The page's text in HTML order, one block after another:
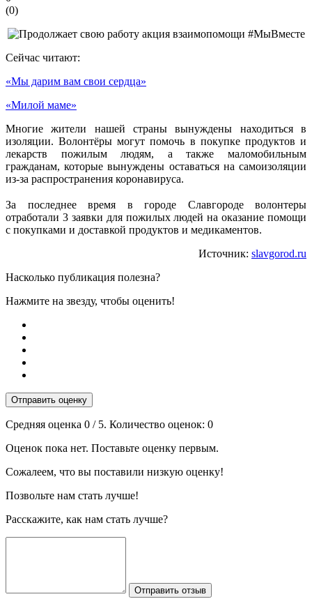
(0)
Сейчас читают:
«Мы дарим вам свои сердца»
«Милой маме»
Многие жители нашей страны вынуждены находиться в
изоляции. Волонтёры могут помочь в покупке продуктов и
лекарств пожилым людям, а также маломобильным
гражданам, которые вынуждены оставаться на самоизоляции
из-за распространения коронавируса.
За последнее время в городе Славгороде волонтеры
отработали 3 заявки для пожилых людей на оказание помощи
с покупками и доставкой продуктов и медикаментов.
Источник: slavgorod.ru
Насколько публикация полезна?
Нажмите на звезду, чтобы оценить!
Отправить оценку
Средняя оценка 0 / 5. Количество оценок: 0
Оценок пока нет. Поставьте оценку первым.
Сожалеем, что вы поставили низкую оценку!
Позвольте нам стать лучше!
Расскажите, как нам стать лучше?
Отправить отзыв